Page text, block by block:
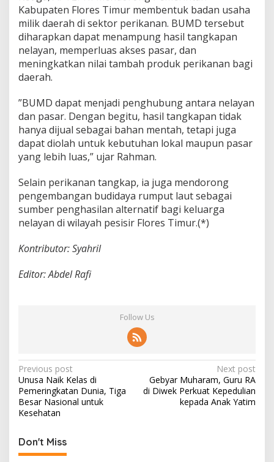
Kabupaten Flores Timur membentuk badan usaha
milik daerah di sektor perikanan. BUMD tersebut
diharapkan dapat menampung hasil tangkapan
nelayan, memperluas akses pasar, dan
meningkatkan nilai tambah produk perikanan bagi
daerah.
”BUMD dapat menjadi penghubung antara nelayan
dan pasar. Dengan begitu, hasil tangkapan tidak
hanya dijual sebagai bahan mentah, tetapi juga
dapat diolah untuk kebutuhan lokal maupun pasar
yang lebih luas,” ujar Rahman.
Selain perikanan tangkap, ia juga mendorong
pengembangan budidaya rumput laut sebagai
sumber penghasilan alternatif bagi keluarga
nelayan di wilayah pesisir Flores Timur.(*)
Kontributor: Syahril
Editor: Abdel Rafi
Follow Us
P
o
s
n
a
Previous post
Unusa Naik Kelas di
Pemeringkatan Dunia, Tiga
Besar Nasional untuk
Kesehatan
Next post
Gebyar Muharam, Guru RA
di Diwek Perkuat Kepedulian
kepada Anak Yatim
Don't Miss